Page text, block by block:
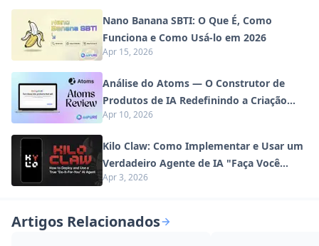
Nano Banana SBTI: O Que É, Como
Funciona e Como Usá-lo em 2026
Apr 15, 2026
Análise do Atoms — O Construtor de
Produtos de IA Redefinindo a Criação
Digital em 2026
Apr 10, 2026
Kilo Claw: Como Implementar e Usar um
Verdadeiro Agente de IA "Faça Você
Mesmo" (Atualização de 2026)
Apr 3, 2026
Artigos Relacionados